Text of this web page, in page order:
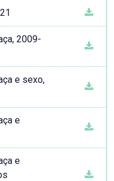
2009-
e sexo,
e
e